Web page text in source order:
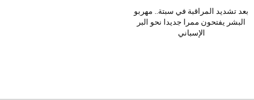
بعد تشديد المراقبة في سبتة.. مهربو
البشر يفتحون ممرا جديدا نحو البر
الإسباني